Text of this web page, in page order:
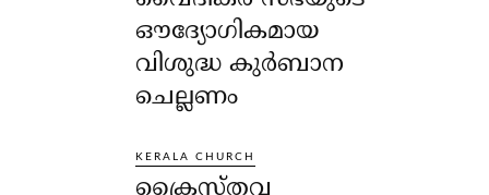
ഔദ്യോഗികമായ
വിശുദ്ധ കുർബാന
ചെല്ലണം
KERALA CHURCH
ക്രൈസ്തവ